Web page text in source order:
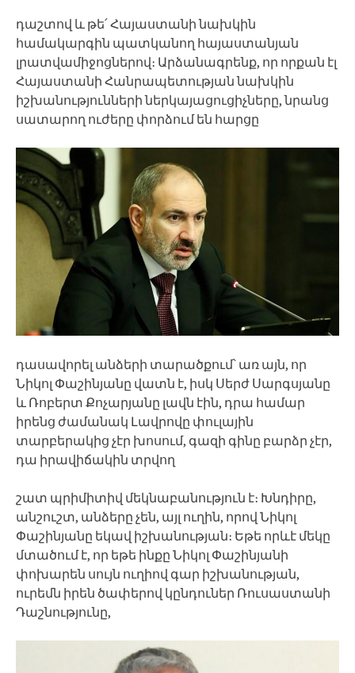
դաշտով և թե՛ Հայաստանի նախկին
համակարգին պատկանող հայաստանյան
լրատվամիջոցներով։ Արձանագրենք, որ որքան էլ
Հայաստանի Հանրապետության նախկին
իշխանությունների ներկայացուցիչները, նրանց
սատարող ուժերը փորձում են հարցը
դասավորել անձերի տարածքում՝ առ այն, որ
Նիկոլ Փաշինյանը վատն է, իսկ Սերժ Սարգսյանը
և Ռոբերտ Քոչարյանը լավն էին, դրա համար
իրենց ժամանակ Լավրովը փուլային
տարբերակից չէր խոսում, գազի գինը բարձր չէր,
դա իրավիճակին տրվող
շատ պրիմիտիվ մեկնաբանություն է։ Խնդիրը,
անշուշտ, անձերը չեն, այլ ուղին, որով Նիկոլ
Փաշինյանը եկավ իշխանության։ Եթե որևէ մեկը
մտածում է, որ եթե ինքը Նիկոլ Փաշինյանի
փոխարեն սույն ուղիով գար իշխանության,
ուրեմն իրեն ծափերով կընդուներ Ռուսաստանի
Դաշնությունը,